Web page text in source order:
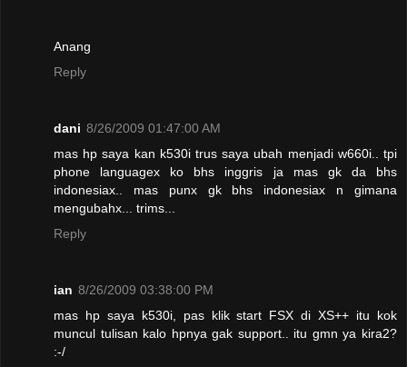
Anang
Reply
dani 8/26/2009 01:47:00 AM
mas hp saya kan k530i trus saya ubah menjadi w660i.. tpi
phone languagex ko bhs inggris ja mas gk da bhs
indonesiax.. mas punx gk bhs indonesiax n gimana
mengubahx... trims...
Reply
ian 8/26/2009 03:38:00 PM
mas hp saya k530i, pas klik start FSX di XS++ itu kok
muncul tulisan kalo hpnya gak support.. itu gmn ya kira2?
:-/